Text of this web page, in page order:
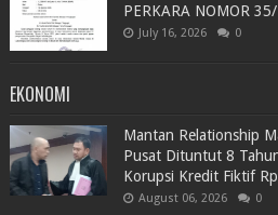
PERKARA NOMOR
July 16, 2026 0
EKONOMI
Mantan Relationship
Pusat Dituntut 8
Korupsi Kredit Fiktif
August 06, 2026 0